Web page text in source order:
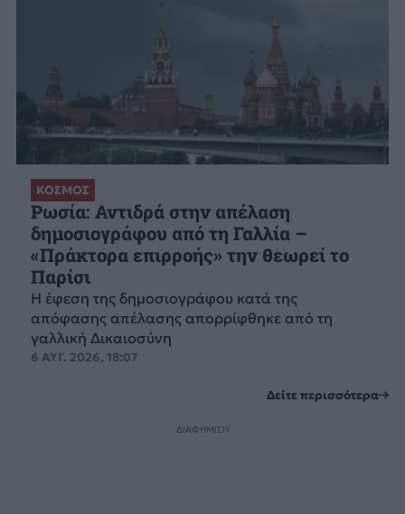
ΚΟΣΜΟΣ
Ρωσία: Αντιδρά στην απέλαση
δημοσιογράφου από τη Γαλλία –
«Πράκτορα επιρροής» την θεωρεί το
Παρίσι
Η έφεση της δημοσιογράφου κατά της
απόφασης απέλασης απορρίφθηκε από τη
γαλλική Δικαιοσύνη
6 ΑΥΓ. 2026, 18:07
Δείτε περισσότερα
ΔΙΑΦΗΜΙΣΗ